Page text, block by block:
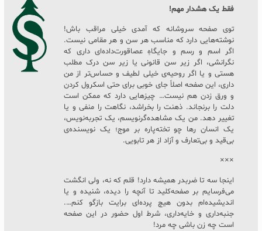
فقط یک هشدار مهم!
توی صفحه سروشانه که آمدی خیلی مراقب باش!
نوشته‌هایی دارد که مناسب هر سن و هر مقامی نیست.
اگر اسم و رسم و جایگاهِ عصاقورت‌داده‌ای داری که
نگرانشی، اگر زیر سن قانونی یا زیر سن درک مطلب
هستی و یا اگر روحیه‌ی خیلی لطیف و حساس‌تر از من
داری، این صفحه اصلاً جای خوبی برای حتی اسکرول کردن
و ورق زدن هم نیست… چیزهایی دارد که ممکن است
دلت را برنجاند. ذهنت را بخراشد، نگاهت را منفی و یا
تغییر دهد. من یک مشاهده‌گرنویسم، یک تجربه‌نویس،
یک انسان رها چو تخته‌پاره بر موج؛ یک نویسنده‌ی
بی‌قید و بی‌تعارف و آزاد از هر تابویی.
×××
اینجا سه تا ضربدر همیشه دارد! قلم که نه، ولی انگشت
می‌فرسایم بر صفحه‌کلید تا آنچه را دیده، شنیده و یا
اندیشیده‌ام بدون هیچ پرده‌ای برایت بازگو کنم….
جنبه‌داری و خایه‌داری، شرط اول حضور در این صفحه
است چه زن باشی چه مرد!